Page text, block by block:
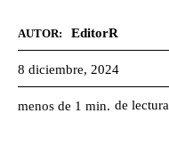
AUTOR: EditorR
8 diciembre, 2024
menos de 1 min. de lectura